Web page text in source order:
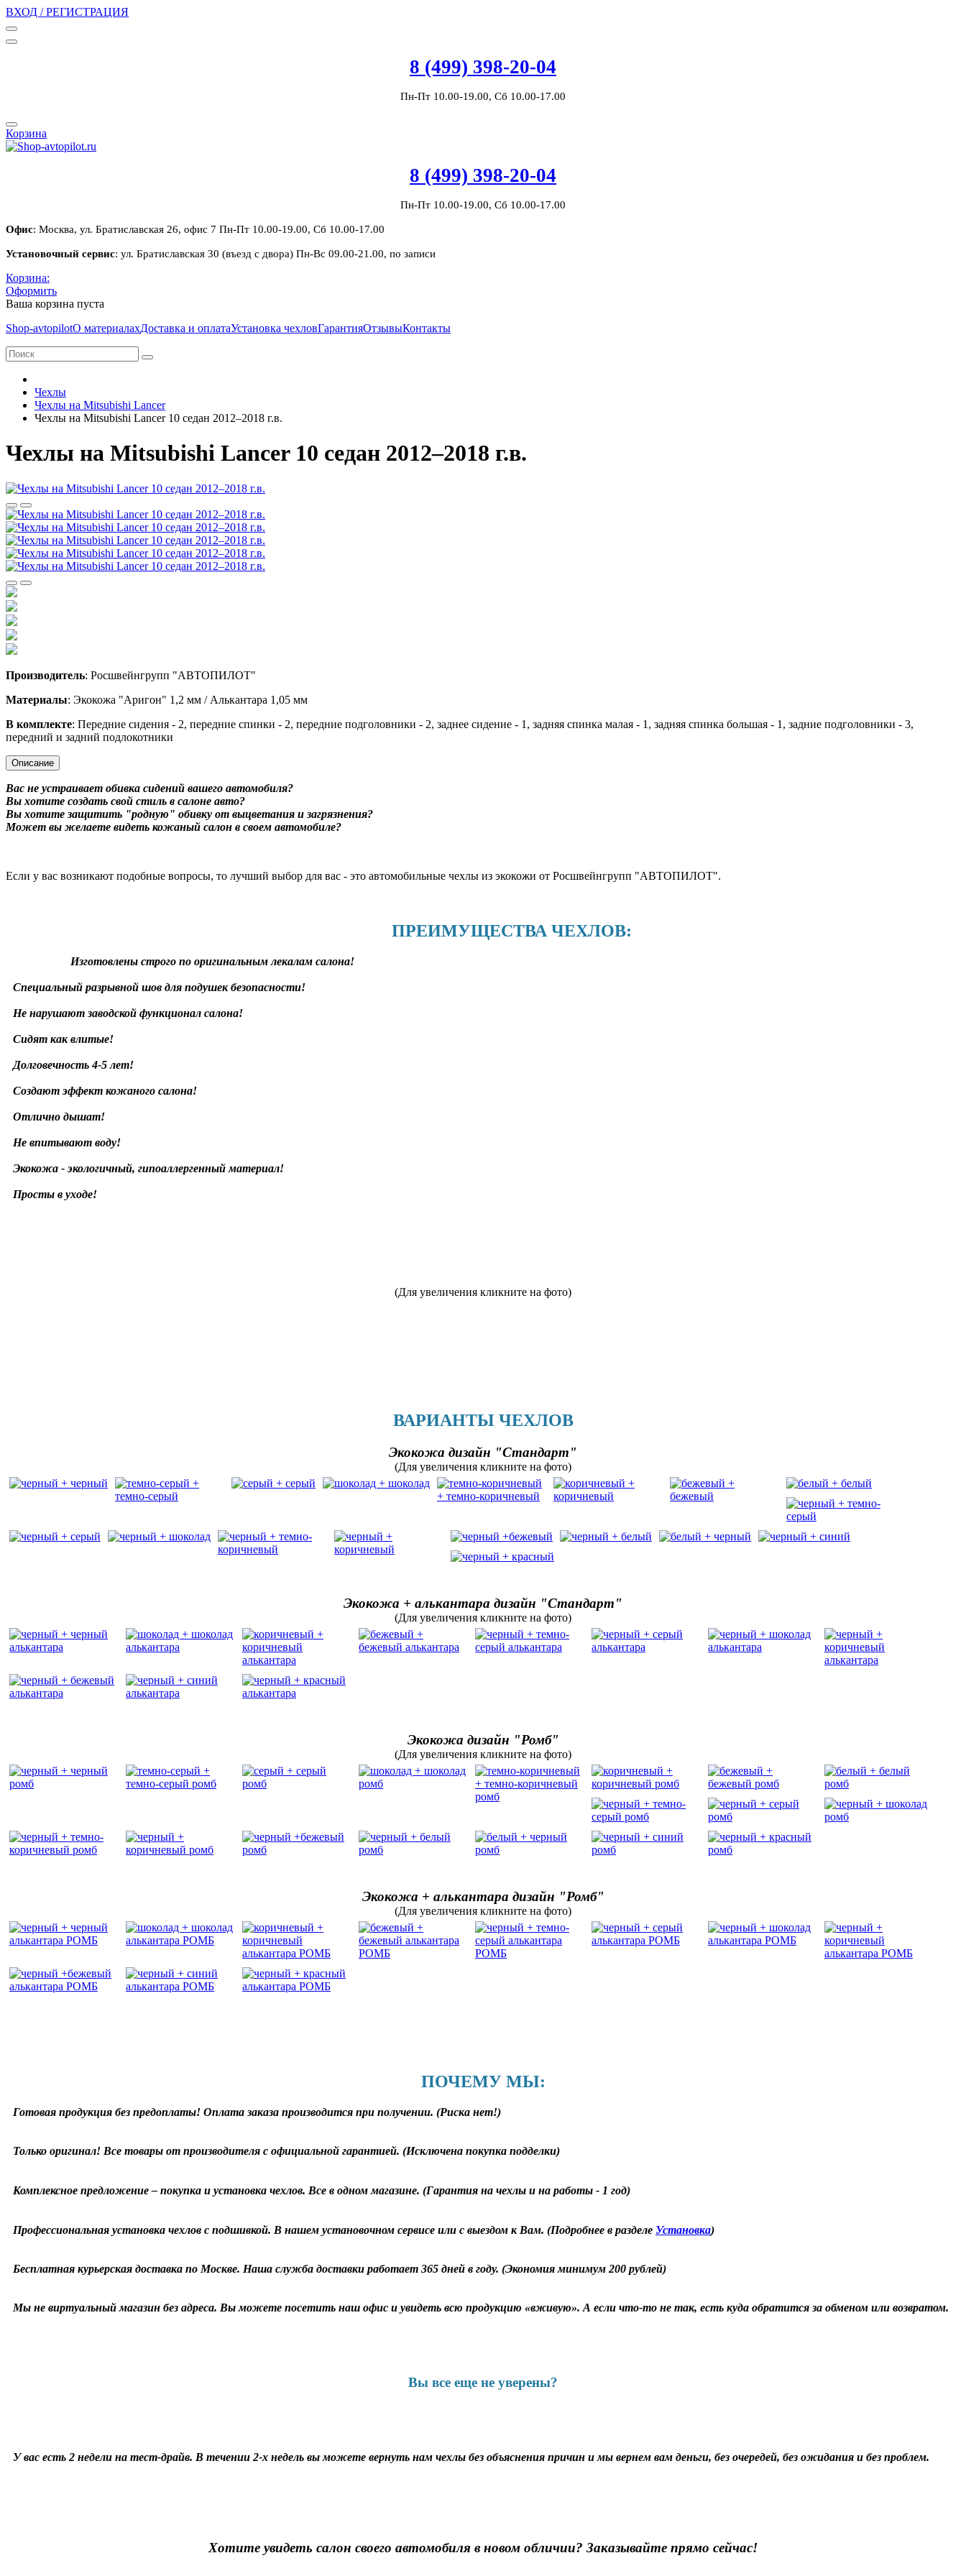
ВХОД / РЕГИСТРАЦИЯ
8 (499) 398-20-04
Пн-Пт 10.00-19.00, Сб 10.00-17.00
Корзина
8 (499) 398-20-04
Пн-Пт 10.00-19.00, Сб 10.00-17.00
Офис: Москва, ул. Братиславская 26, офис 7 Пн-Пт 10.00-19.00, Сб 10.00-17.00
Установочный сервис: ул. Братиславская 30 (въезд с двора) Пн-Вс 09.00-21.00, по записи
Корзина:
Оформить
Ваша корзина пуста
Shop-avtopilotО материалахДоставка и оплатаУстановка чехловГарантияОтзывыКонтакты
Чехлы
Чехлы на Mitsubishi Lancer
Чехлы на Mitsubishi Lancer 10 седан 2012–2018 г.в.
Чехлы на Mitsubishi Lancer 10 седан 2012–2018 г.в.
Производитель: Росшвейнгрупп "АВТОПИЛОТ"
Материалы: Экокожа "Аригон" 1,2 мм / Алькантара 1,05 мм
В комплекте: Передние сидения - 2, передние спинки - 2, передние подголовники - 2, заднее сидение - 1, задняя спинка малая - 1, задняя спинка большая - 1, задние подголовники - 3,
передний и задний подлокотники
Описание
Вас не устраивает обивка сидений вашего автомобиля?
Вы хотите создать свой стиль в салоне авто?
Вы хотите защитить "родную" обивку от выцветания и загрязнения?
Может вы желаете видеть кожаный салон в своем автомобиле?
Если у вас возникают подобные вопросы, то лучший выбор для вас - это автомобильные чехлы из экокожи от Росшвейнгрупп "АВТОПИЛОТ".
ПРЕИМУЩЕСТВА ЧЕХЛОВ:
Изготовлены строго по оригинальным лекалам салона!
Специальный разрывной шов для подушек безопасности!
Не нарушают заводской функционал салона!
Сидят как влитые!
Долговечность 4-5 лет!
Создают эффект кожаного салона!
Отлично дышат!
Не впитывают воду!
Экокожа - экологичный, гипоаллергенный материал!
Просты в уходе!
(Для увеличения кликните на фото)
ВАРИАНТЫ ЧЕХЛОВ
Экокожа дизайн "Стандарт"
(Для увеличения кликните на фото)
Экокожа + алькантара дизайн "Стандарт"
(Для увеличения кликните на фото)
Экокожа дизайн "Ромб"
(Для увеличения кликните на фото)
Экокожа + алькантара дизайн "Ромб"
(Для увеличения кликните на фото)
ПОЧЕМУ МЫ:
Готовая продукция без предоплаты! Оплата заказа производится при получении. (Риска нет!)
Только оригинал! Все товары от производителя с официальной гарантией. (Исключена покупка подделки)
Комплексное предложение – покупка и установка чехлов. Все в одном магазине. (Гарантия на чехлы и на работы - 1 год)
Профессиональная установка чехлов с подшивкой. В нашем установочном сервисе или с выездом к Вам. (Подробнее в разделе Установка)
Бесплатная курьерская доставка по Москве. Наша служба доставки работает 365 дней в году. (Экономия минимум 200 рублей)
Мы не виртуальный магазин без адреса. Вы можете посетить наш офис и увидеть всю продукцию «вживую». А если что-то не так, есть куда обратится за обменом или возвратом.
Вы все еще не уверены?
У вас есть 2 недели на тест-драйв. В течении 2-х недель вы можете вернуть нам чехлы без объяснения причин и мы вернем вам деньги, без очередей, без ожидания и без проблем.
Хотите увидеть салон своего автомобиля в новом обличии? Заказывайте прямо сейчас!